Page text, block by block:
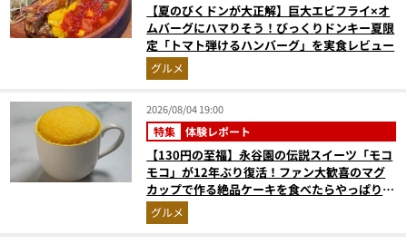
【夏のびくドンが大正解】巨大エビフライ×オ
ムバーグにハマりそう！びっくりドンキー夏限
定「トマト弾けるハンバーグ」を実食レビュー
グルメ
2026/08/04 19:00
特集 体験レポート
【130円の至福】永谷園の伝説スイーツ「モコ
モコ」が12年ぶり復活！ファン大歓喜のマグ
カップで作る絶品ケーキを食べたらやっぱり最
高にウマかった
グルメ